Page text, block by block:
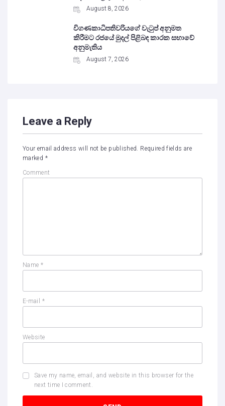
August 8, 2026
විගණකාධිපතිවරියගේ වැටුප් අනුමත
කිරීමට රජයේ මුදල් පිළිබඳ කාරක සභාවේ
අනුමැතිය
August 7, 2026
Leave a Reply
Your email address will not be published. Required fields are
marked *
Comment
Name *
E-mail *
Website
Save my name, email, and website in this browser for the
next time I comment.